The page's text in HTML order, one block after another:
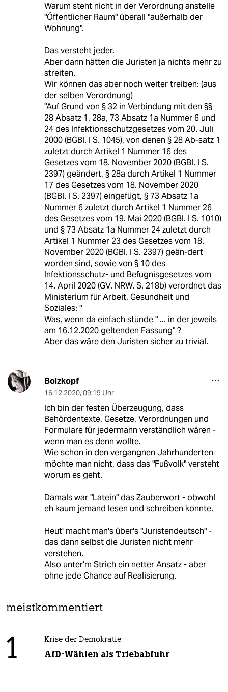
Warum steht nicht in der Verordnung anstelle
"Öffentlicher Raum" überall "außerhalb der
Wohnung".
Das versteht jeder.
Aber dann hätten die Juristen ja nichts mehr zu
streiten.
Wir können das aber noch weiter treiben: (aus
der selben Verordnung)
"Auf Grund von § 32 in Verbindung mit den §§
28 Absatz 1, 28a, 73 Absatz 1a Nummer 6 und
24 des Infektionsschutzgesetzes vom 20. Juli
2000 (BGBl. I S. 1045), von denen § 28 Ab-satz 1
zuletzt durch Artikel 1 Nummer 16 des
Gesetzes vom 18. November 2020 (BGBl. I S.
2397) geändert, § 28a durch Artikel 1 Nummer
17 des Gesetzes vom 18. November 2020
(BGBl. I S. 2397) eingefügt, § 73 Absatz 1a
Nummer 6 zuletzt durch Artikel 1 Nummer 26
des Gesetzes vom 19. Mai 2020 (BGBl. I S. 1010)
und § 73 Absatz 1a Nummer 24 zuletzt durch
Artikel 1 Nummer 23 des Gesetzes vom 18.
November 2020 (BGBl. I S. 2397) geän-dert
worden sind, sowie von § 10 des
Infektionsschutz- und Befugnisgesetzes vom
14. April 2020 (GV. NRW. S. 218b) verordnet das
Ministerium für Arbeit, Gesundheit und
Soziales: "
Was, wenn da einfach stünde " ... in der jeweils
am 16.12.2020 geltenden Fassung" ?
Aber das wäre den Juristen sicher zu trivial.
Bolzkopf
16.12.2020, 09:19 Uhr
Ich bin der festen Überzeugung, dass
Behördentexte, Gesetze, Verordnungen und
Formulare für jedermann verständlich wären -
wenn man es denn wollte.
Wie schon in den vergangnen Jahrhunderten
möchte man nicht, dass das "Fußvolk" versteht
worum es geht.
Damals war "Latein" das Zauberwort - obwohl
eh kaum jemand lesen und schreiben konnte.
Heut' macht man's über's "Juristendeutsch" -
das dann selbst die Juristen nicht mehr
verstehen.
Also unter'm Strich ein netter Ansatz - aber
ohne jede Chance auf Realisierung.
meistkommentiert
1 Krise der Demokratie
AfD-Wählen als Triebabfuhr